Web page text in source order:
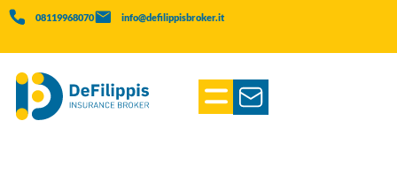
08119968070 info@defilippisbroker.it